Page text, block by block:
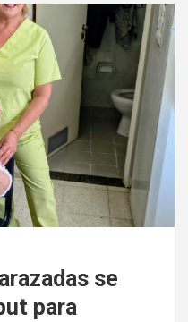
se
para